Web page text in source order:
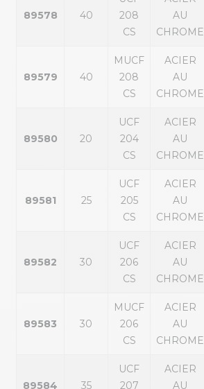
89578 40
208
CS
AU
CHROME
89579 40
MUCF
208
CS
ACIER
AU
CHROME
89580 20
UCF
204
CS
ACIER
AU
CHROME
89581 25
UCF
205
CS
ACIER
AU
CHROME
89582 30
UCF
206
CS
ACIER
AU
CHROME
89583 30
MUCF
206
CS
ACIER
AU
CHROME
89584 35
UCF
207
ACIER
AU